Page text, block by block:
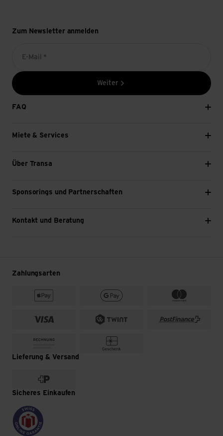
Zum Newsletter anmelden
E-Mail *
Weiter
FAQ
Miete & Services
Über Transa
Sponsorings und Partnerschaften
Kontakt und Beratung
Zahlungsarten
Lieferung & Versand
Sicheres Einkaufen